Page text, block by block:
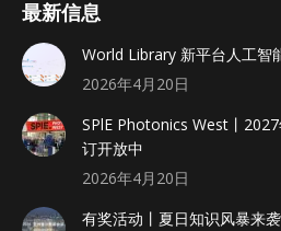
最新信息
World Library 新平台人工智
2026年4月20日
SPlE Photonics West丨
订开放中
2026年4月20日
有奖活动丨夏日知识风暴来